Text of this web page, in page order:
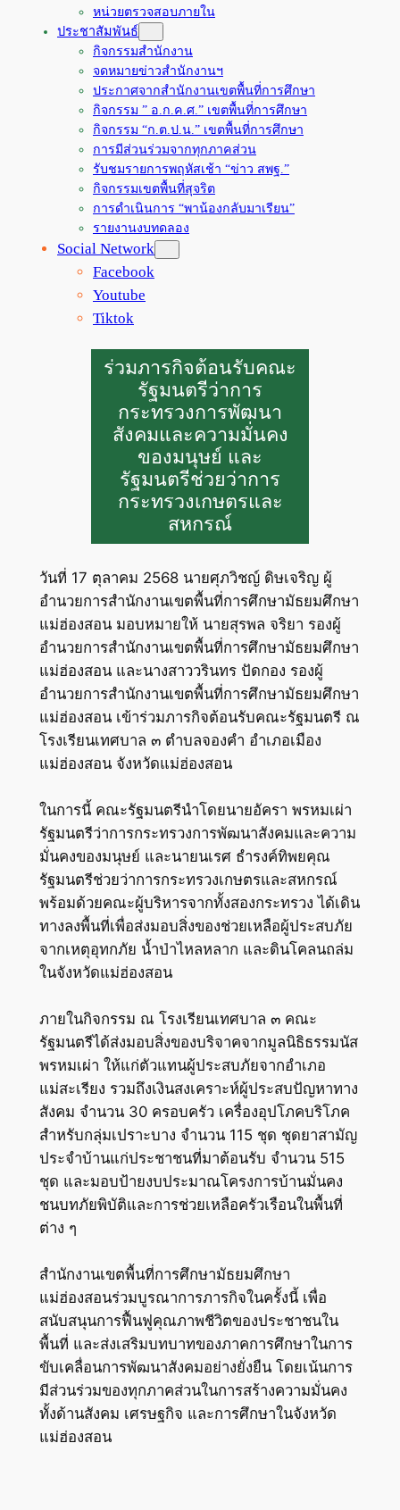
หน่วยตรวจสอบภายใน
ประชาสัมพันธ์
กิจกรรมสำนักงาน
จดหมายข่าวสำนักงานฯ
ประกาศจากสำนักงานเขตพื้นที่การศึกษา
กิจกรรม ” อ.ก.ค.ศ.” เขตพื้นที่การศึกษา
กิจกรรม “ก.ต.ป.น.” เขตพื้นที่การศึกษา
การมีส่วนร่วมจากทุกภาคส่วน
รับชมรายการพฤหัสเช้า “ข่าว สพฐ.”
กิจกรรมเขตพื้นที่สุจริต
การดำเนินการ “พาน้องกลับมาเรียน”
รายงานงบทดลอง
Social Network
Facebook
Youtube
Tiktok
ร่วมภารกิจต้อนรับคณะ
รัฐมนตรีว่าการ
กระทรวงการพัฒนา
สังคมและความมั่นคง
ของมนุษย์ และ
รัฐมนตรีช่วยว่าการ
กระทรวงเกษตรและ
สหกรณ์
วันที่ 17 ตุลาคม 2568 นายศุภวิชญ์ ดิษเจริญ ผู้
อำนวยการสำนักงานเขตพื้นที่การศึกษามัธยมศึกษา
แม่ฮ่องสอน มอบหมายให้ นายสุรพล จริยา รองผู้
อำนวยการสำนักงานเขตพื้นที่การศึกษามัธยมศึกษา
แม่ฮ่องสอน และนางสาววรินทร ปัดกอง รองผู้
อำนวยการสำนักงานเขตพื้นที่การศึกษามัธยมศึกษา
แม่ฮ่องสอน เข้าร่วมภารกิจต้อนรับคณะรัฐมนตรี ณ
โรงเรียนเทศบาล ๓ ตำบลจองคำ อำเภอเมือง
แม่ฮ่องสอน จังหวัดแม่ฮ่องสอน
ในการนี้ คณะรัฐมนตรีนำโดยนายอัครา พรหมเผ่า
รัฐมนตรีว่าการกระทรวงการพัฒนาสังคมและความ
มั่นคงของมนุษย์ และนายนเรศ ธำรงค์ทิพยคุณ
รัฐมนตรีช่วยว่าการกระทรวงเกษตรและสหกรณ์
พร้อมด้วยคณะผู้บริหารจากทั้งสองกระทรวง ได้เดิน
ทางลงพื้นที่เพื่อส่งมอบสิ่งของช่วยเหลือผู้ประสบภัย
จากเหตุอุทกภัย น้ำป่าไหลหลาก และดินโคลนถล่ม
ในจังหวัดแม่ฮ่องสอน
ภายในกิจกรรม ณ โรงเรียนเทศบาล ๓ คณะ
รัฐมนตรีได้ส่งมอบสิ่งของบริจาคจากมูลนิธิธรรมนัส
พรหมเผ่า ให้แก่ตัวแทนผู้ประสบภัยจากอำเภอ
แม่สะเรียง รวมถึงเงินสงเคราะห์ผู้ประสบปัญหาทาง
สังคม จำนวน 30 ครอบครัว เครื่องอุปโภคบริโภค
สำหรับกลุ่มเปราะบาง จำนวน 115 ชุด ชุดยาสามัญ
ประจำบ้านแก่ประชาชนที่มาต้อนรับ จำนวน 515
ชุด และมอบป้ายงบประมาณโครงการบ้านมั่นคง
ชนบทภัยพิบัติและการช่วยเหลือครัวเรือนในพื้นที่
ต่าง ๆ
สำนักงานเขตพื้นที่การศึกษามัธยมศึกษา
แม่ฮ่องสอนร่วมบูรณาการภารกิจในครั้งนี้ เพื่อ
สนับสนุนการฟื้นฟูคุณภาพชีวิตของประชาชนใน
พื้นที่ และส่งเสริมบทบาทของภาคการศึกษาในการ
ขับเคลื่อนการพัฒนาสังคมอย่างยั่งยืน โดยเน้นการ
มีส่วนร่วมของทุกภาคส่วนในการสร้างความมั่นคง
ทั้งด้านสังคม เศรษฐกิจ และการศึกษาในจังหวัด
แม่ฮ่องสอน